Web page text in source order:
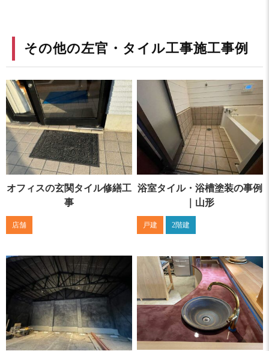
その他の左官・タイル工事施工事例
オフィスの玄関タイル修繕工
事
店舗
浴室タイル・浴槽塗装の事例
｜山形
戸建 2階建